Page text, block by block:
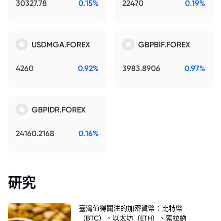
30327.78 0.15% 22470 0.19%
USDMGA.FOREX
4260 0.92%
GBPBIF.FOREX
3983.8906 0.97%
GBPIDR.FOREX
24160.2168 0.16%
研究
臺灣值得關注的加密貨幣：比特幣
（BTC）、以太坊（ETH）、索拉納